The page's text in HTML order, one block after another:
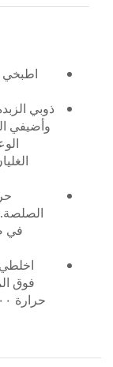
اطبخي
ذوبي
وأضيفي
فوق